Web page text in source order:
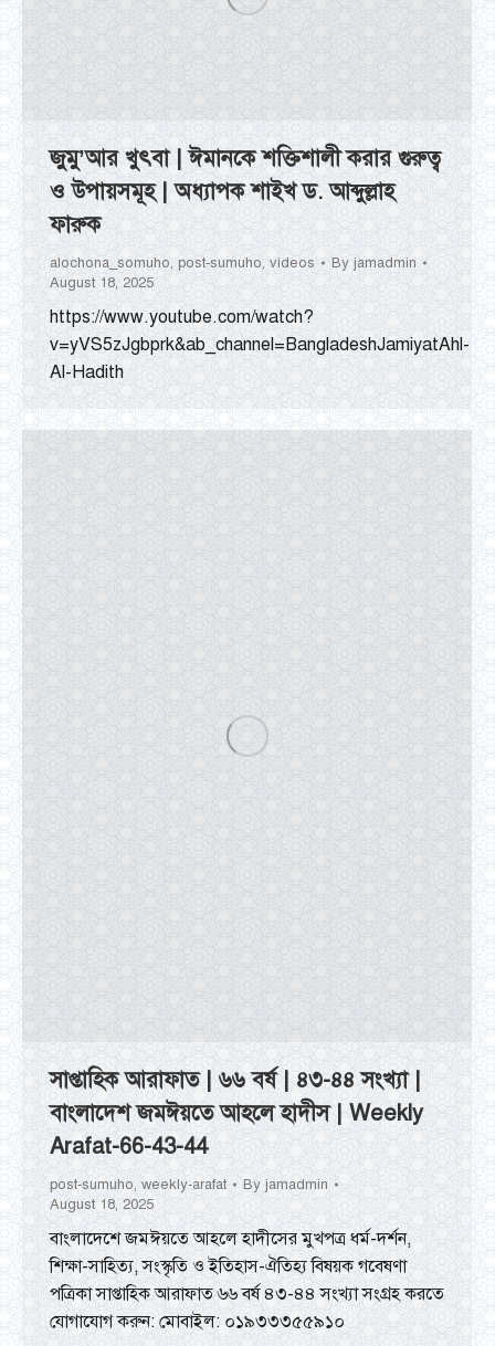
জুমু’আর খুৎবা | ঈমানকে শক্তিশালী করার গুরুত্ব
ও উপায়সমূহ | অধ্যাপক শাইখ ড. আব্দুল্লাহ
ফারুক
alochona_somuho, post-sumuho, videos By jamadmin
August 18, 2025
https://www.youtube.com/watch?
v=yVS5zJgbprk&ab_channel=BangladeshJamiyatAhl-
Al-Hadith
সাপ্তাহিক আরাফাত | ৬৬ বর্ষ | ৪৩-৪৪ সংখ্যা |
বাংলাদেশ জমঈয়তে আহলে হাদীস | Weekly
Arafat-66-43-44
post-sumuho, weekly-arafat By jamadmin
August 18, 2025
বাংলাদেশে জমঈয়তে আহলে হাদীসের মুখপত্র ধর্ম-দর্শন,
শিক্ষা-সাহিত্য, সংস্কৃতি ও ইতিহাস-ঐতিহ্য বিষয়ক গবেষণা
পত্রিকা সাপ্তাহিক আরাফাত ৬৬ বর্ষ ৪৩-৪৪ সংখ্যা সংগ্রহ করতে
যোগাযোগ করুন: মোবাইল: ০১৯৩৩৩৫৫৯১০